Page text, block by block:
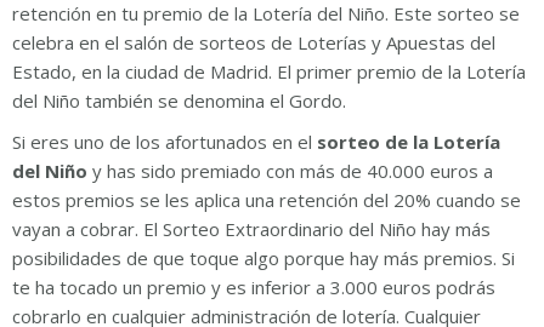
retención en tu premio de la Lotería del Niño. Este sorteo se
celebra en el salón de sorteos de Loterías y Apuestas del
Estado, en la ciudad de Madrid. El primer premio de la Lotería
del Niño también se denomina el Gordo.
Si eres uno de los afortunados en el sorteo de la Lotería
del Niño y has sido premiado con más de 40.000 euros a
estos premios se les aplica una retención del 20% cuando se
vayan a cobrar. El Sorteo Extraordinario del Niño hay más
posibilidades de que toque algo porque hay más premios. Si
te ha tocado un premio y es inferior a 3.000 euros podrás
cobrarlo en cualquier administración de lotería. Cualquier